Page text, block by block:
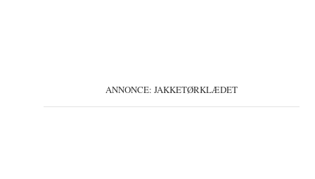
ANNONCE: JAKKETØRKLÆDET